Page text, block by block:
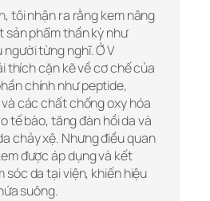
tôi nhận ra rằng kem nâng
sản phẩm thần kỳ như
từng nghĩ. Ở V
thích cặn kẽ về cơ chế của
chính như peptide,
các chất chống oxy hóa
tế bào, tăng đàn hồi da và
chảy xệ. Nhưng điều quan
được áp dụng và kết
sóc da tại viện, khiến hiệu
suông.